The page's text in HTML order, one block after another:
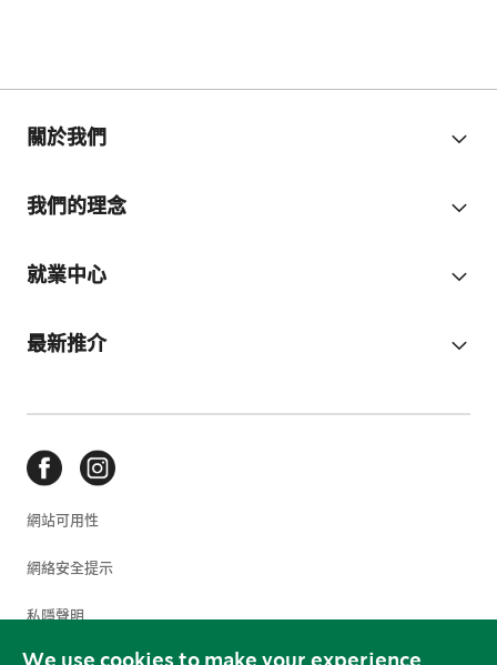
We use cookies to make your experience
關於我們
我們的理念
就業中心
最新推介
網站可用性
網絡安全提示
私隱聲明